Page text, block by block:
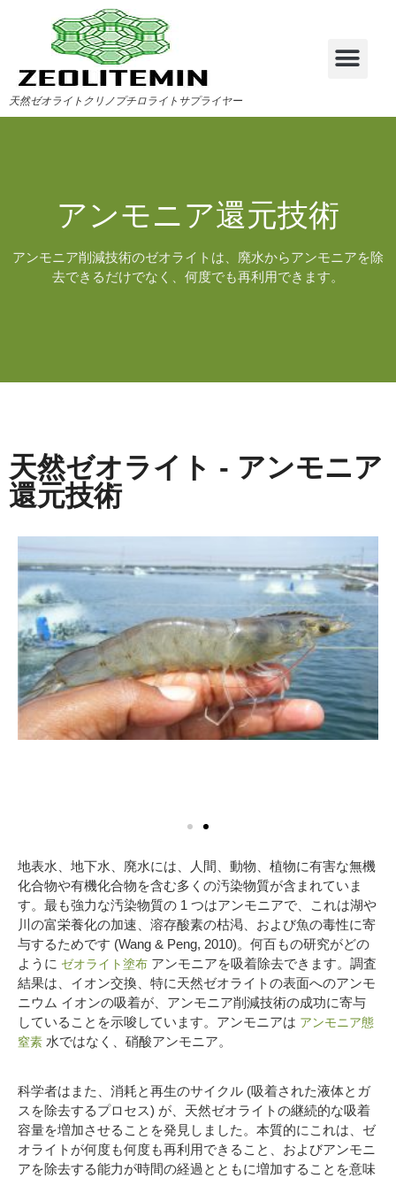
天然ゼオライトクリノプチロライトサプライヤー
アンモニア還元技術
アンモニア削減技術のゼオライトは、廃水からアンモニアを除
去できるだけでなく、何度でも再利用できます。
天然ゼオライト - アンモニア
還元技術
地表水、地下水、廃水には、人間、動物、植物に有害な無機
化合物や有機化合物を含む多くの汚染物質が含まれていま
す。最も強力な汚染物質の 1 つはアンモニアで、これは湖や
川の富栄養化の加速、溶存酸素の枯渇、および魚の毒性に寄
与するためです (Wang & Peng, 2010)。何百もの研究がどの
ように ゼオライト塗布 アンモニアを吸着除去できます。調査
結果は、イオン交換、特に天然ゼオライトの表面へのアンモ
ニウム イオンの吸着が、アンモニア削減技術の成功に寄与
していることを示唆しています。アンモニアは アンモニア態
窒素 水ではなく、硝酸アンモニア。
科学者はまた、消耗と再生のサイクル (吸着された液体とガ
スを除去するプロセス) が、天然ゼオライトの継続的な吸着
容量を増加させることを発見しました。本質的にこれは、ゼ
オライトが何度も何度も再利用できること、およびアンモニ
アを除去する能力が時間の経過とともに増加することを意味